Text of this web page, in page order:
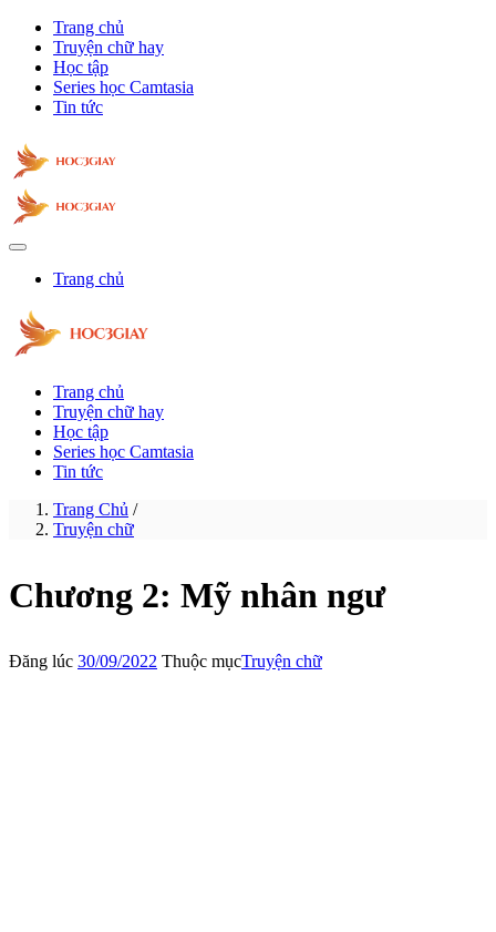
Trang chủ
Truyện chữ hay
Học tập
Series học Camtasia
Tin tức
Trang chủ
Trang chủ
Truyện chữ hay
Học tập
Series học Camtasia
Tin tức
Trang Chủ /
Truyện chữ
Chương 2: Mỹ nhân ngư
Đăng lúc 30/09/2022 Thuộc mụcTruyện chữ